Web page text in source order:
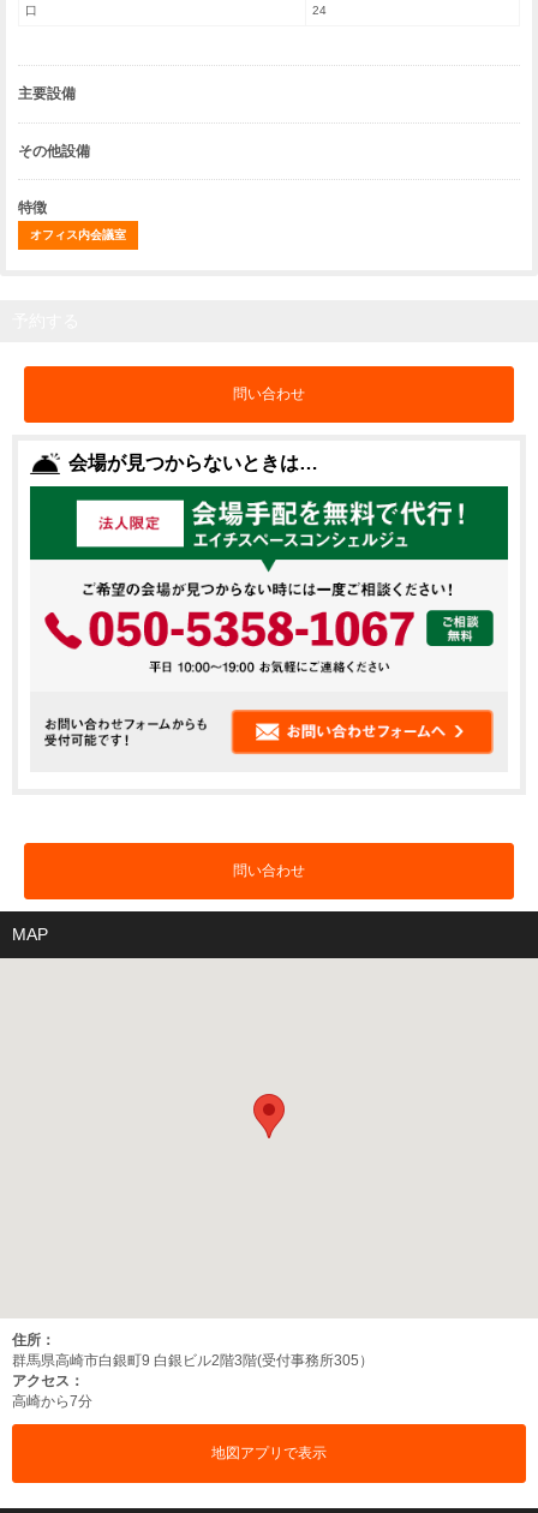
口 24
主要設備
その他設備
特徴
オフィス内会議室
問い合わせ
会場が見つからないときは…
問い合わせ
MAP
住所：
群馬県高崎市白銀町9 白銀ビル2階3階(受付事務所305）
アクセス：
高崎から7分
地図アプリで表示